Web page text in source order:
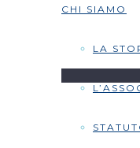
CHI SIAMO
LA